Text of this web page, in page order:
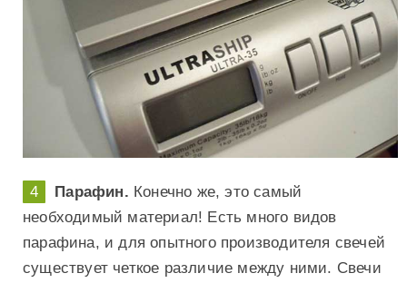
Парафин. Конечно же, это самый
необходимый материал! Есть много видов
парафина, и для опытного производителя свечей
существует четкое различие между ними. Свечи